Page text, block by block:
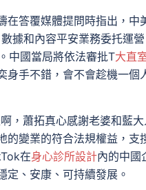
在答覆媒體提問時指出，中
據和內容平安業務委托運
中國當局將依法審批T大直
身手不錯，會不會趁機一個
，蕭拓真心感謝老婆和藍
的變業的符合法規權益，支
在身心診所設計內的中國
定、安康、可持續發展。